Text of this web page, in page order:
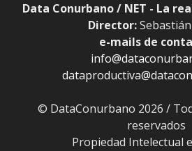
Data Conurbano / NET - La
Director:
e-mails de
© DataConurbano 2026 /
reservados
Propiedad Intelectual